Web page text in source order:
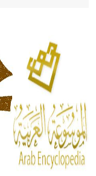
الحكم، الأدلة،
له الفضل بأنه
- هل تعلم أن
من مادة كربونات
أجود أنواعه،